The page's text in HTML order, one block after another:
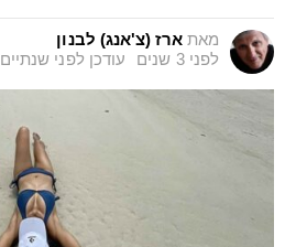
מאת ארז (צ'אנג) לבנון
לפני 3 שנים
עודכן לפני שנתיים